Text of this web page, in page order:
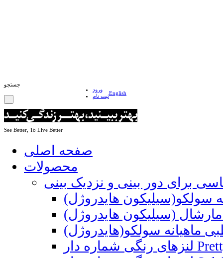
جستجو
ورود
ثبت نامEnglish
See Better, To Live Better
صفحه اصلی
محصولات
برای دور بینی و نزدیک بینی